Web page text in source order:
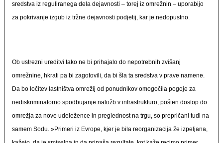
sredstva iz reguliranega dela dejavnosti – torej iz omrežnin – uporabijo
za pokrivanje izgub iz tržne dejavnosti podjetij, kar je nedopustno.
Ob ustrezni ureditvi tako ne bi prihajalo do nepotrebnih zvišanj
omrežnine, hkrati pa bi zagotovili, da bi šla ta sredstva v prave namene.
Da bo ločitev lastništva omrežij od ponudnikov omogočila pogoje za
nediskriminatorno spodbujanje naložb v infrastrukturo, pošten dostop do
omrežja za nove udeležence in preglednost na trgu, so prepričani tudi na
samem Sodu. »Primeri iz Evrope, kjer je bila reorganizacija že izpeljana,